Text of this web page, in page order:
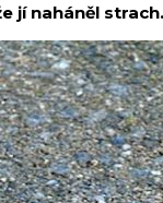
jí naháněl strach.